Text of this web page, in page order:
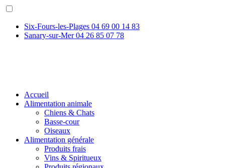
Six-Fours-les-Plages 04 69 00 14 83
Sanary-sur-Mer04 26 85 07 78
Accueil
Alimentation animale
Chiens & Chats
Basse-cour
Oiseaux
Alimentation générale
Produits frais
Vins & Spiritueux